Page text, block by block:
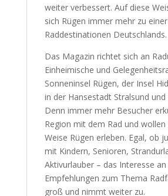
weiter verbessert. Auf diese
sich Rügen immer mehr zu
Raddestinationen Deutschlands.
Das Magazin richtet sich an
Einheimische und
Sonneninsel Rügen, der Insel
in der Hansestadt Stralsund und
Denn immer mehr Besucher
Region mit dem Rad und wollen
Weise Rügen erleben. Egal, ob
mit Kindern, Senioren,
Aktivurlauber – das Interesse
Empfehlungen zum Thema
groß und nimmt weiter zu.